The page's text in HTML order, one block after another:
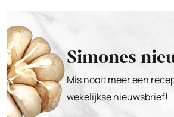
Simones
Mis nooit meer een
wekelijkse nieuwsbrief!